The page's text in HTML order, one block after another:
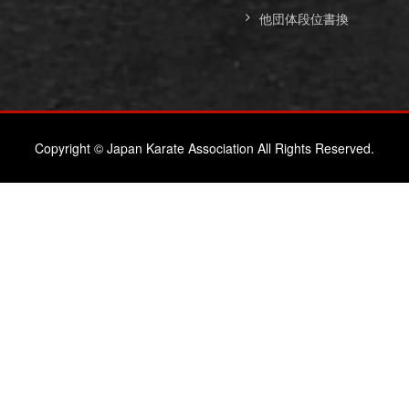
他団体段位書換
Copyright © Japan Karate Association All Rights Reserved.